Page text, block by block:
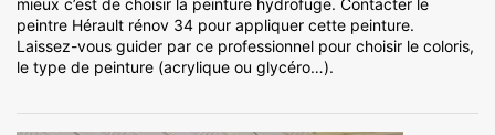
mieux c’est de choisir la peinture hydrofuge. Contacter le
peintre Hérault rénov 34 pour appliquer cette peinture.
Laissez-vous guider par ce professionnel pour choisir le coloris,
le type de peinture (acrylique ou glycéro…).